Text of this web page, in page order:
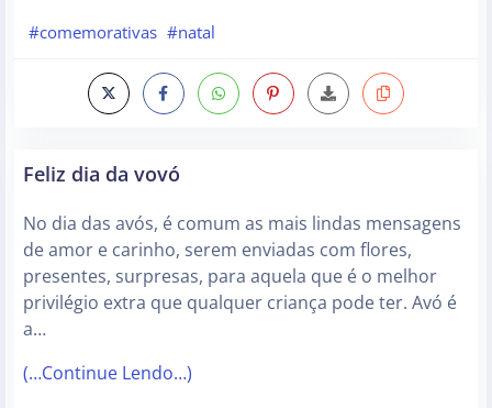
#comemorativas #natal
Feliz dia da vovó
No dia das avós, é comum as mais lindas mensagens
de amor e carinho, serem enviadas com flores,
presentes, surpresas, para aquela que é o melhor
privilégio extra que qualquer criança pode ter. Avó é
a…
(…Continue Lendo…)